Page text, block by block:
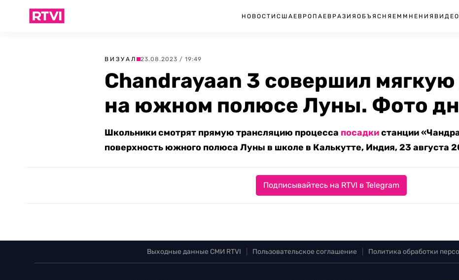
НОВОСТИ США ЕВРОПА ЕВРАЗИЯ ОБЪЯСНЯЕМ МНЕНИЯ ВИДЕО
ВИЗУАЛ 23.08.2023 / 19:49
Chandrayaan 3 совершил
на южном полюсе Луны. Фото
Школьники смотрят прямую трансляцию процесса посадкистанции
поверхность южного полюса Луны в школе в Калькутте, Индия, 23 августа
Подписывайтесь на RTVI в Telegram
Выходные данные СМИ RTVI Пользовательское соглашение Политика обработки